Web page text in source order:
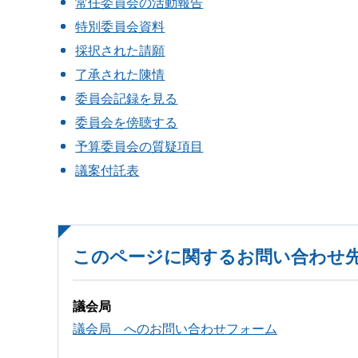
常任委員会の活動報告
特別委員会資料
採択された請願
了承された陳情
委員会記録を見る
委員会を傍聴する
予算委員会の質疑項目
議案付託表
このページに関するお問い合わせ
議会局
議会局 へのお問い合わせフォーム